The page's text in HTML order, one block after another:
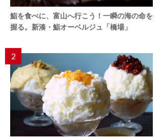
鮨を食べに、富山へ行こう！一瞬の海の命を
握る。新湊・鮨オーベルジュ「橋場」
2